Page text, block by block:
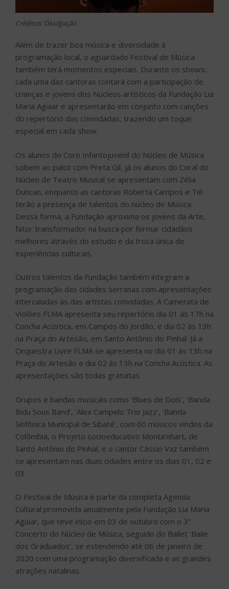
Créditos: Divulgação
Além de trazer boa música e diversidade à
programação local, o aguardado Festival de Música
também terá momentos especiais. Durante os shows,
cada uma das cantoras contará com a participação de
crianças e jovens dos Núcleos artísticos da Fundação Lia
Maria Aguiar e apresentarão em conjunto com canções
do repertório das convidadas, trazendo um toque
especial em cada show.
Os alunos do Coro Infantojuvenil do Núcleo de Música
sobem ao palco com Preta Gil, já os alunos do Coral do
Núcleo de Teatro Musical se apresentam com Zélia
Duncan, enquanto as cantoras Roberta Campos e Tiê
terão a presença de talentos do núcleo de Música.
Dessa forma, a Fundação aproxima os jovens da Arte,
fator transformador na busca por formar cidadãos
melhores através do estudo e da troca única de
experiências culturais.
Outros talentos da Fundação também integram a
programação das cidades serranas com apresentações
intercaladas às das artistas convidadas. A Camerata de
Violões FLMA apresenta seu repertório dia 01 às 17h na
Concha Acústica, em Campos do Jordão, e dia 02 às 13h
na Praça do Artesão, em Santo Antônio do Pinhal. Já a
Orquestra Livre FLMA se apresenta no dia 01 às 13h na
Praça do Artesão e dia 02 às 13h na Concha Acústica. As
apresentações são todas gratuitas.
Grupos e bandas musicais como ‘Blues de Dois’, ‘Banda
Bidu Sous Band’, ‘Alex Campelo Trio Jazz’, ‘Banda
Sinfônica Municipal de Sibaté’, com 60 músicos vindos da
Colômbia, o Projeto socioeducativo Monta’nhart, de
Santo Antônio do Pinhal, e o cantor Cássio Vaz também
se apresentam nas duas cidades entre os dias 01, 02 e
03.
O Festival de Música é parte da completa Agenda
Cultural promovida anualmente pela Fundação Lia Maria
Aguiar, que teve início em 03 de outubro com o 3º
Concerto do Núcleo de Música, seguido do Ballet ‘Baile
dos Graduados’, se estendendo até 06 de janeiro de
2020 com uma programação diversificada e as grandes
atrações natalinas.